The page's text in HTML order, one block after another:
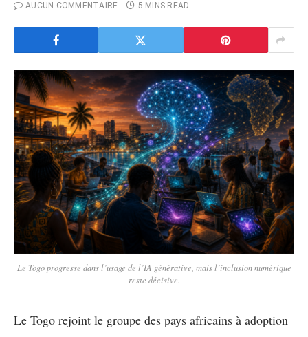
AUCUN COMMENTAIRE
5 MINS READ
Le Togo progresse dans l’usage de l’IA générative, mais l’inclusion numérique
reste décisive.
Le Togo rejoint le groupe des pays africains à adoption